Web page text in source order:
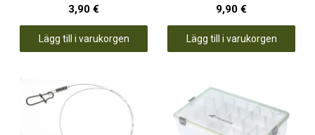
3,90 €
Lägg till i varukorgen
9,90 €
Lägg till i varukorgen